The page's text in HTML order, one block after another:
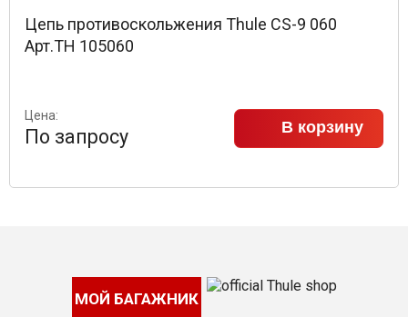
Цепь противоскольжения Thule CS-9 060
Арт.TH 105060
Цена:
По запросу В корзину
МОЙ БАГАЖНИК